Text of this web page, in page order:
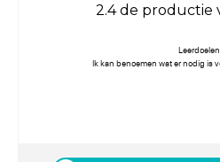
2.4 de productie
Leerdoelen
Ik kan benoemen wat er nodig is